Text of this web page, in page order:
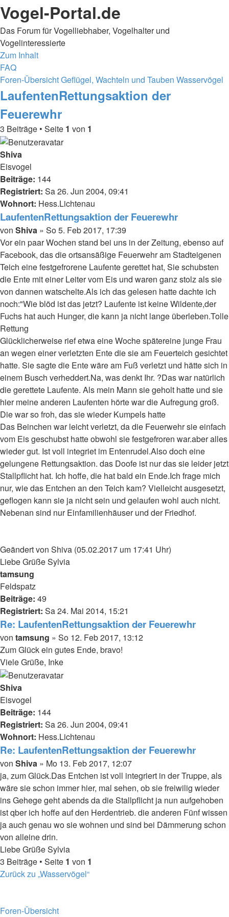
Vogel-Portal.de
Das Forum für Vogelliebhaber, Vogelhalter und
Vogelinteressierte
Zum Inhalt
FAQ
Foren-ÜbersichtGeflügel, Wachteln und Tauben Wasservögel
LaufentenRettungsaktion der
Feuerewhr
3 Beiträge • Seite 1 von 1
Shiva
Eisvogel
Beiträge: 144
Registriert: Sa 26. Jun 2004, 09:41
Wohnort: Hess.Lichtenau
LaufentenRettungsaktion der Feuerewhr
Beitrag
von Shiva » So 5. Feb 2017, 17:39
Vor ein paar Wochen stand bei uns in der Zeitung, ebenso auf
Facebook, das die ortsansäßige Feuerwehr am Stadteigenen
Teich eine festgefrorene Laufente gerettet hat, Sie schubsten
die Ente mit einer Leiter vom Eis und waren ganz stolz als sie
von dannen watschelte.Als ich das gelesen hatte dachte ich
noch:"Wie blöd ist das jetzt? Laufente ist keine Wildente,der
Fuchs hat auch Hunger, die kann ja nicht lange überleben.Tolle
Rettung
Glücklicherweise rief etwa eine Woche spätereine junge Frau
an wegen einer verletzten Ente die sie am Feuerteich gesichtet
hatte. Sie sagte die Ente wäre am Fuß verletzt und hätte sich in
einem Busch verheddert.Na, was denkt Ihr. ?Das war natürlich
die gerettete Laufente. Als mein Mann sie geholt hatte und sie
hier meine anderen Laufenten hörte war die Aufregung groß.
Die war so froh, das sie wieder Kumpels hatte
Das Beinchen war leicht verletzt, da die Feuerwehr sie einfach
vom Eis geschubst hatte obwohl sie festgefroren war.aber alles
wieder gut. Ist voll integriet im Entenrudel.Also doch eine
gelungene Rettungsaktion. das Doofe ist nur das sie leider jetzt
Stallpflicht hat. Ich hoffe, die hat bald ein Ende.Ich frage mich
nur, wie das Entchen an den Teich kam? Vielleicht ausgesetzt,
geflogen kann sie ja nicht sein und gelaufen wohl auch nicht.
Nebenan sind nur Einfamilienhäuser und der Friedhof.
Geändert von Shiva (05.02.2017 um 17:41 Uhr)
Liebe Grüße Sylvia
Nach
oben
tamsung
Feldspatz
Beiträge: 49
Registriert: Sa 24. Mai 2014, 15:21
Re: LaufentenRettungsaktion der Feuerewhr
Beitrag
von tamsung » So 12. Feb 2017, 13:12
Zum Glück ein gutes Ende, bravo!
Viele Grüße, Inke
Nach
oben
Shiva
Eisvogel
Beiträge: 144
Registriert: Sa 26. Jun 2004, 09:41
Wohnort: Hess.Lichtenau
Re: LaufentenRettungsaktion der Feuerewhr
Beitrag
von Shiva » Mo 13. Feb 2017, 12:07
ja, zum Glück.Das Entchen ist voll integriert in der Truppe, als
wäre sie schon immer hier, mal sehen, ob sie freiwilig wieder
ins Gehege geht abends da die Stallpflicht ja nun aufgehoben
ist qber ich hoffe auf den Herdentrieb. die anderen Fünf wissen
ja auch genau wo sie wohnen und sind bei Dämmerung schon
von alleine drin.
Liebe Grüße Sylvia
Nach
oben
3 Beiträge • Seite 1 von 1
Zurück zu „Wasservögel“
Foren-Übersicht